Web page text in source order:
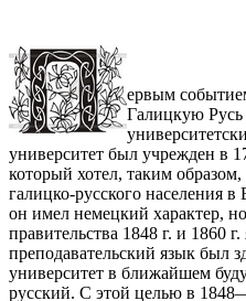
ервым
Галицкую
университет был учрежден в
который хотел, таким
галицко-русского населения
он имел немецкий характер,
правительства 1848 г. и 1860
преподавательский язык был
университет в ближайшем
русский. С этой целью в